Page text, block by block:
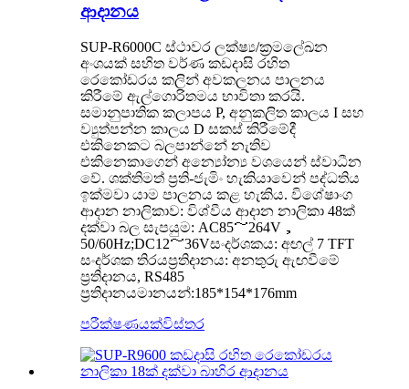
ආදානය
SUP-R6000C ස්ථාවර ලක්ෂ්‍ය/ක්‍රමලේඛන
අංශයක් සහිත වර්ණ කඩදාසි රහිත
රෙකෝඩරය කලින් අවකලනය පාලනය
කිරීමේ ඇල්ගොරිතමය භාවිතා කරයි.
සමානුපාතික කලාපය P, අනුකලිත කාලය I සහ
ව්‍යුත්පන්න කාලය D සකස් කිරීමේදී
එකිනෙකට බලපාන්නේ නැතිව
එකිනෙකාගෙන් අන්‍යෝන්‍ය වශයෙන් ස්වාධීන
වේ. ශක්තිමත් ප්‍රති-ජැමිං හැකියාවෙන් පද්ධතිය
ඉක්මවා යාම පාලනය කළ හැකිය. විශේෂාංග
ආදාන නාලිකාව: විශ්වීය ආදාන නාලිකා 48ක්
දක්වා බල සැපයුම: AC85～264V，
50/60Hz;DC12～36Vසංදර්ශකය: අඟල් 7 TFT
සංදර්ශක තිරයප්‍රතිදානය: අනතුරු ඇඟවීමේ
ප්‍රතිදානය, RS485
ප්‍රතිදානයමානයන්:185*154*176mm
පරීක්ෂණයක්විස්තර